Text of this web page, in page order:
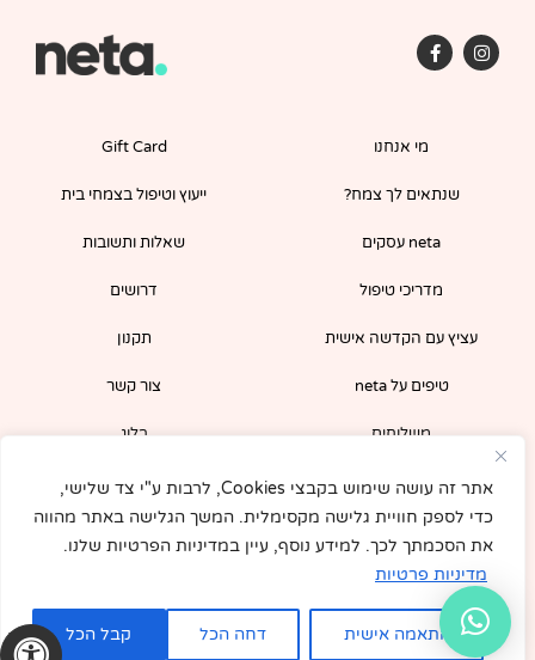
אתר זה עושה שימוש בקבצי Cookies, לרבות ע"י צד שלישי,
כדי לספק חוויית גלישה מקסימלית. המשך הגלישה באתר מהווה
את הסכמתך לכך. למידע נוסף, עיין במדיניות הפרטיות שלנו.
מדיניות פרטיות
התאמה אישית דחה הכל קבל הכל
I
n
s
F
a
c
o
-
f
מי אנחנו
שנתאים לך צמח?
neta עסקים
מדריכי טיפול
עציץ עם הקדשה אישית
טיפים על neta
משלוחים
Gift Card
ייעוץ וטיפול בצמחי בית
שאלות ותשובות
דרושים
תקנון
צור קשר
בלוג
מיידית באתר!